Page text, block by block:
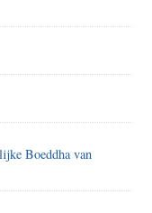
Boeddha van